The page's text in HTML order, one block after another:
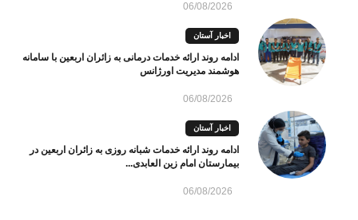
06/08/2026
اخبار آستان
ادامه روند ارائه خدمات درمانی به زائران اربعین با سامانه
هوشمند مدیریت اورژانس
06/08/2026
اخبار آستان
ادامه روند ارائه خدمات شبانه روزی به زائران اربعین در
بیمارستان امام زین العابدی...
06/08/2026